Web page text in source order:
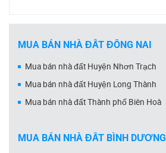
MUA BÁN NHÀ ĐẤT ĐỒNG NAI
Mua bán nhà đất Huyện Nhơn Trạch
Mua bán nhà đất Huyện Long Thành
Mua bán nhà đất Thành phố Biên Hoà
MUA BÁN NHÀ ĐẤT BÌNH DƯƠNG